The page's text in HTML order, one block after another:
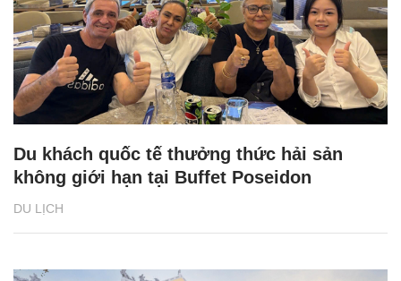
DU LỊCH
Du khách quốc tế thưởng thức hải sản
không giới hạn tại Buffet Poseidon